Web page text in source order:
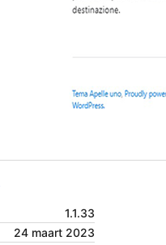
1.1.33
24 maart 2023